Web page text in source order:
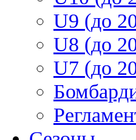
U9 (до
U8 (до
U7 (до